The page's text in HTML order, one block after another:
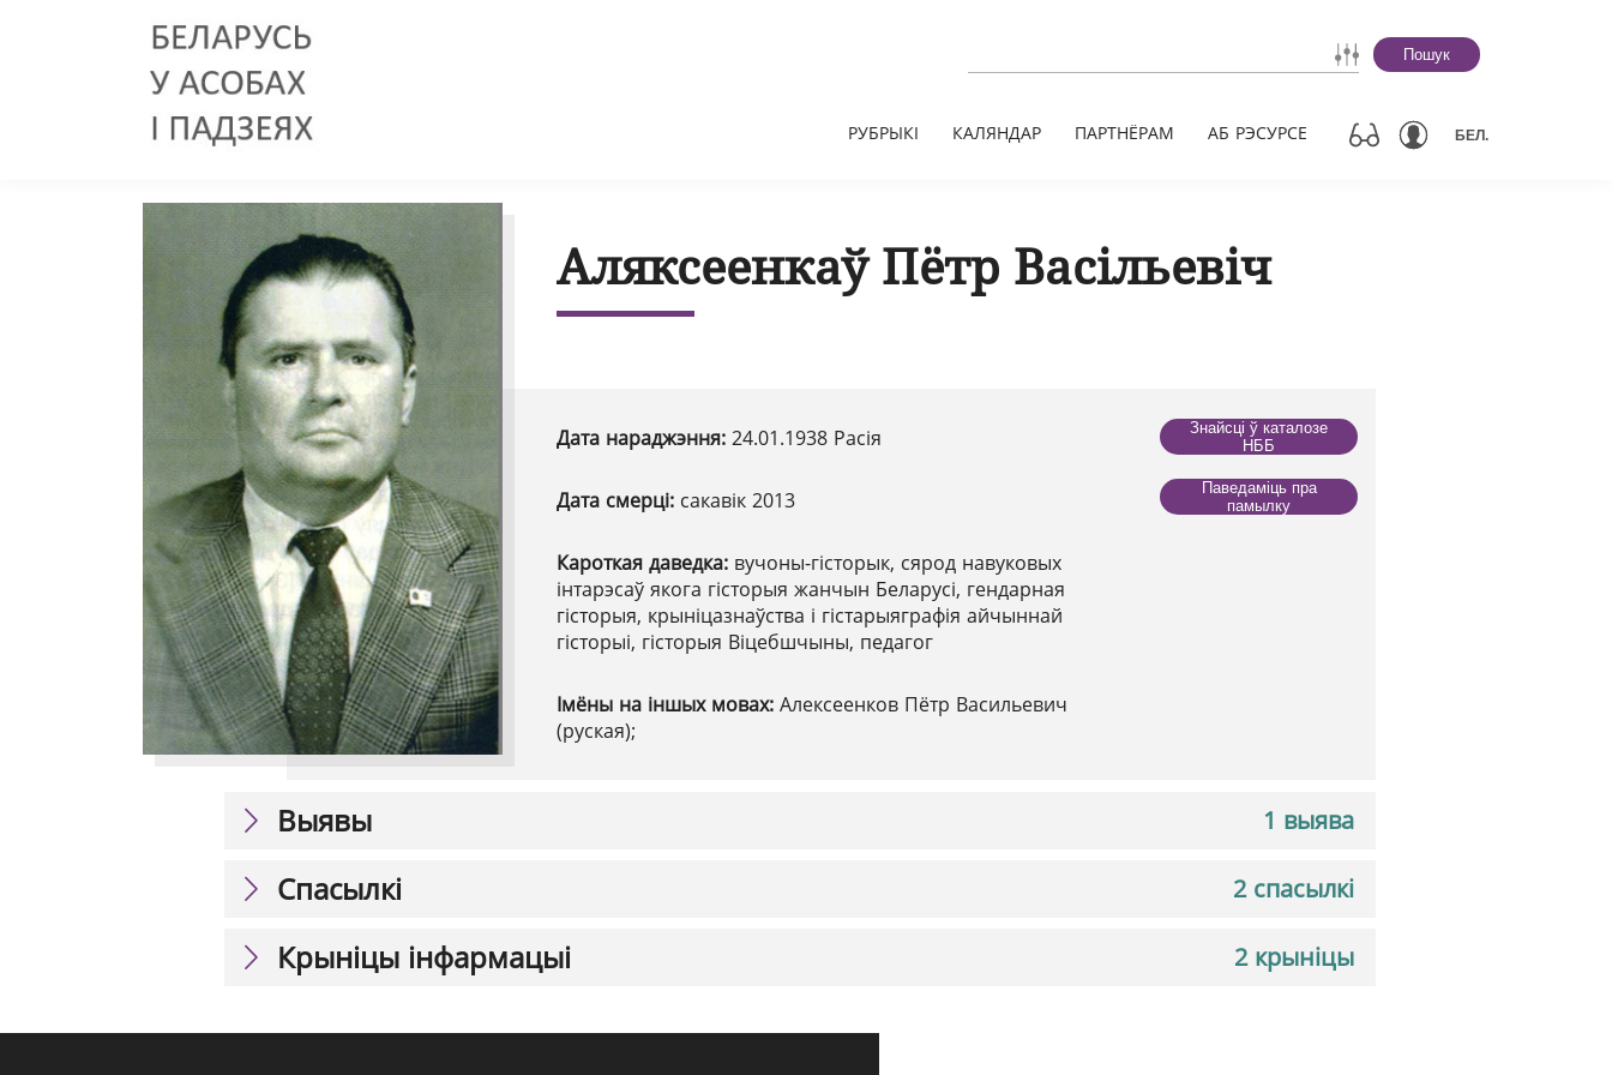
Пошук
РУБРЫКІ КАЛЯНДАР ПАРТНЁРАМ АБ РЭСУРСЕ БЕЛ.
Аляксеенкаў Пётр Васільевіч
Дата нараджэння: 24.01.1938 Расія
Дата смерці: сакавік 2013
Кароткая даведка: вучоны-гісторык, сярод навуковых
інтарэсаў якога гісторыя жанчын Беларусі, гендарная
гісторыя, крыніцазнаўства і гістарыяграфія айчыннай
гісторыі, гісторыя Віцебшчыны, педагог
Імёны на іншых мовах: Алексеенков Пётр Васильевич
(руская);
Знайсці ў каталозе
НББ
Паведаміць пра
памылку
1 выява
Выявы
2 спасылкі
Спасылкі
2 крыніцы
Крыніцы інфармацыі